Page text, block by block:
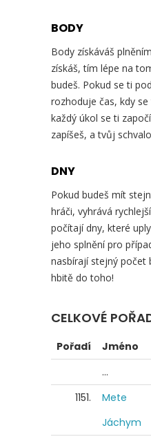
BODY
Body získáváš
získáš, tím lépe na
budeš. Pokud se ti
rozhoduje čas, kdy
každý úkol se ti
zapíšeš, a tvůj
DNY
Pokud budeš mít
hráči, vyhrává
počítají dny, které
jeho splnění pro
nasbírají stejný počet
hbitě do toho!
CELKOVÉ
Pořadí Jméno
...
1151.
Mete
Jáchym